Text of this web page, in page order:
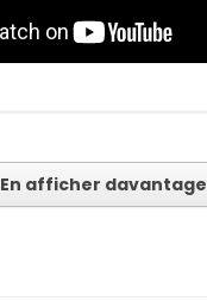
En afficher davantage